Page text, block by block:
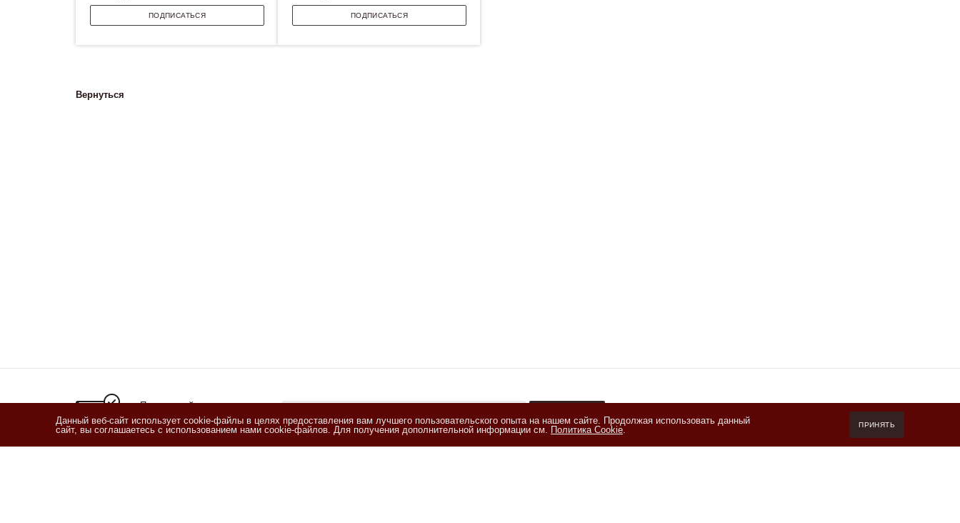
ПОДПИСАТЬСЯ ПОДПИСАТЬСЯ
Вернуться
Подписывайтесь
на новости и акции
Я ознакомлен(а) сПолитикой обработки персональных данныхи даю
+7 (800) 550-20-87
Данный веб-сайт использует cookie-файлы в целях предоставления вам лучшего пользовательского опыта на нашем сайте. Продолжая использовать данный
сайт, вы соглашаетесь с использованием нами cookie-файлов. Для получения дополнительной информации см. Политика Cookie. ПРИНЯТЬ